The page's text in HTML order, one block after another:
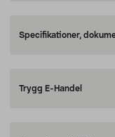
Specifikationer,
Trygg E-Handel